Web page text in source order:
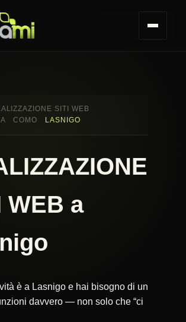
SITI WEB
COMO LASNIGO
WEB a
è a Lasnigo e hai bisogno di un
davvero — non solo che “ci